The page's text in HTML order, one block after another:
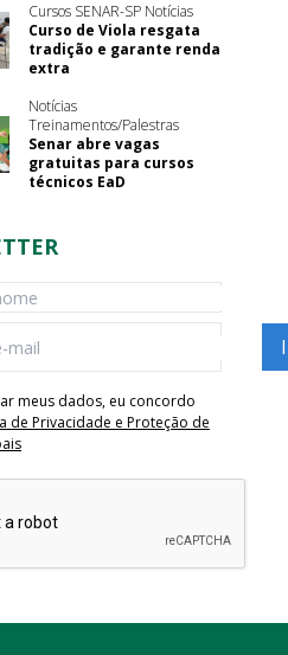
Cursos SENAR-SP Notícias
Curso de Viola resgata
tradição e garante renda
extra
Notícias
Treinamentos/Palestras
Senar abre vagas
gratuitas para cursos
técnicos EaD
meus dados, eu concordo
de Privacidade e Proteção de